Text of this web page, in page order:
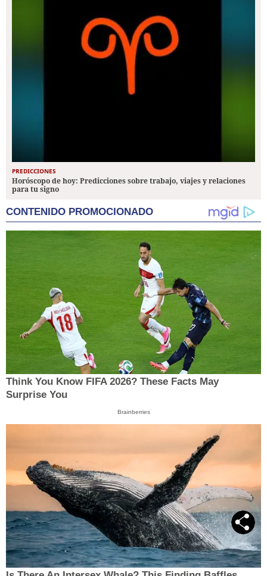
PREDICCIONES
Horóscopo de hoy: Predicciones sobre trabajo, viajes y relaciones
para tu signo
CONTENIDO PROMOCIONADO
Think You Know FIFA 2026? These Facts May
Surprise You
Brainberries